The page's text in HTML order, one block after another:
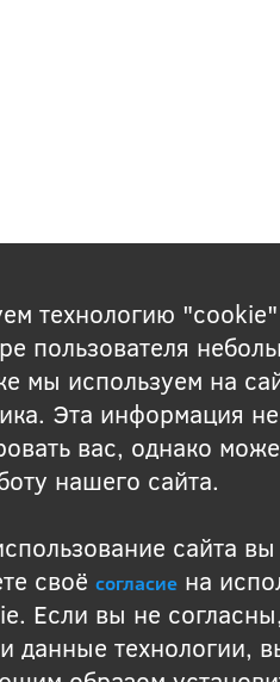
технологию
пользователя
мы используем на
Эта информация
вас, однако
нашего сайта.
сайта вы
своё согласиена
Если вы не
данные технологии,